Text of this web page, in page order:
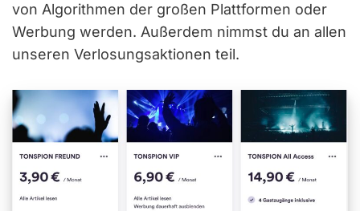
von Algorithmen der großen Plattformen oder
Werbung werden. Außerdem nimmst du an allen
unseren Verlosungsaktionen teil.